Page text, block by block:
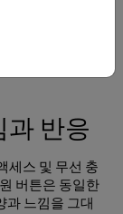
합됩니다. 이 케
과 반응
세스 및 무선 충
버튼은 동일한
과 느낌을 그대